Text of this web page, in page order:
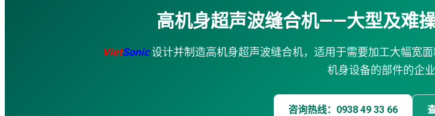
金属超声波焊接机
高机身超声波缝合机——大型及难
VietSonic设计并制造高机身超声波缝合机，适用于需要加工大幅宽
机身设备的部件的企业
咨询热线：0938 49 33 66